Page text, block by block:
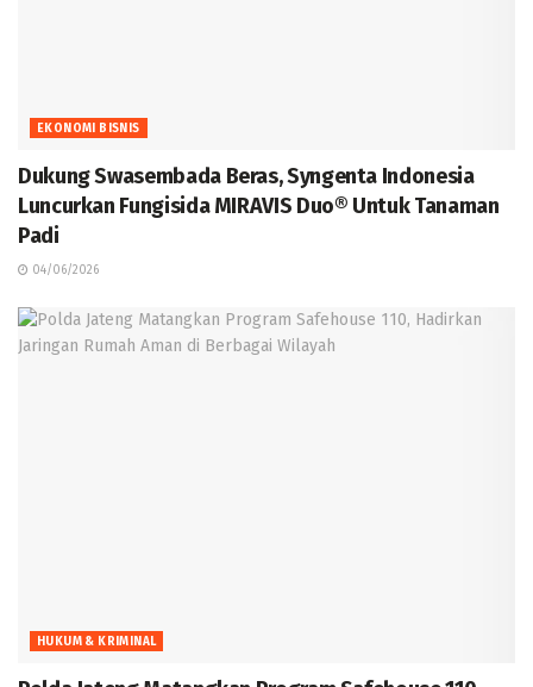
EKONOMI BISNIS
Dukung Swasembada Beras, Syngenta Indonesia
Luncurkan Fungisida MIRAVIS Duo® Untuk Tanaman
Padi
04/06/2026
HUKUM & KRIMINAL